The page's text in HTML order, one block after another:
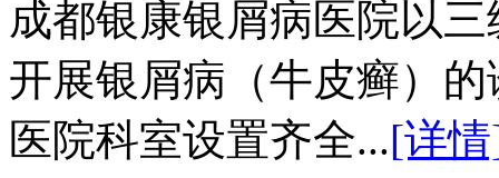
成都银康银屑病医院以
开展银屑病（牛皮癣）
医院科室设置齐全...[详